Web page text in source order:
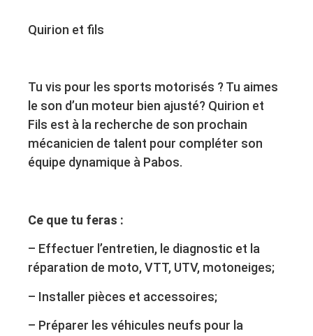
Quirion et fils
Tu vis pour les sports motorisés ? Tu aimes
le son d’un moteur bien ajusté? Quirion et
Fils est à la recherche de son prochain
mécanicien de talent pour compléter son
équipe dynamique à Pabos.
Ce que tu feras :
– Effectuer l’entretien, le diagnostic et la
réparation de moto, VTT, UTV, motoneiges;
– Installer pièces et accessoires;
– Préparer les véhicules neufs pour la